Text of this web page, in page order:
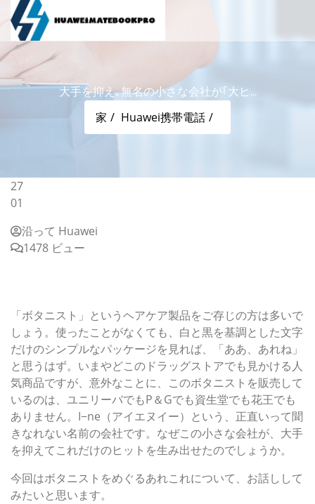
大手を抑え､無名の小さな会社が｢大ヒ...
家 Huawei携帯電話
27
01
沿って Huawei
1478 ビュー
「ボタニスト」というヘアケア製品をご存じの方は多いで
しょう。使ったことがなくても、白と黒を基調とした文字
だけのシンプルなパッケージを見れば、「ああ、あれね」
と思うはず。いまやどこのドラッグストアでも見かける人
気商品ですが、意外なことに、このボタニストを販売して
いるのは、ユニリーバでもP＆Gでも資生堂でも花王でも
ありません。I−ne（アイエヌイー）という、正直いって聞
きなれない名前の会社です。なぜこの小さな会社が、大手
を抑えてこれだけのヒットを生み出せたのでしょうか。
今回はボタニストをめぐるあれこれについて、お話しして
みたいと思います。